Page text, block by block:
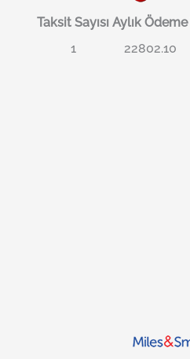
Taksit Sayısı Aylık Ödeme
1
22802.10